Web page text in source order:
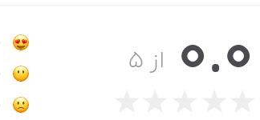
از ۵ 0.0